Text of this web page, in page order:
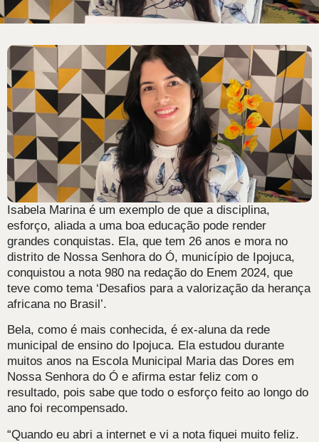
Isabela Marina é um exemplo de que a disciplina,
esforço, aliada a uma boa educação pode render
grandes conquistas. Ela, que tem 26 anos e mora no
distrito de Nossa Senhora do Ó, município de Ipojuca,
conquistou a nota 980 na redação do Enem 2024, que
teve como tema ‘Desafios para a valorização da herança
africana no Brasil’.
Bela, como é mais conhecida, é ex-aluna da rede
municipal de ensino do Ipojuca. Ela estudou durante
muitos anos na Escola Municipal Maria das Dores em
Nossa Senhora do Ó e afirma estar feliz com o
resultado, pois sabe que todo o esforço feito ao longo do
ano foi recompensado.
“Quando eu abri a internet e vi a nota fiquei muito feliz.